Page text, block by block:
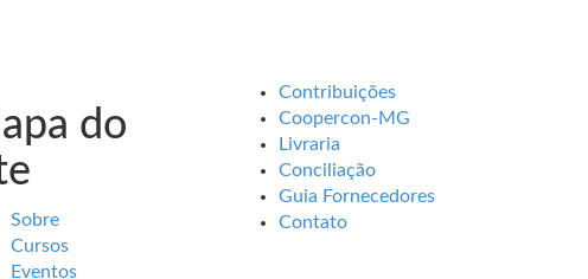
do
Sobre
Cursos
Eventos
Contribuições
Coopercon-MG
Livraria
Conciliação
Guia Fornecedores
Contato